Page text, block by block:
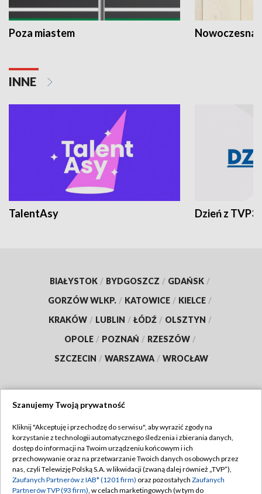
Poza miastem Nowoczesna
INNE
TalentAsy Dzień z TVP3
BIAŁYSTOK / BYDGOSZCZ / GDAŃSK /
GORZÓW WLKP. / KATOWICE / KIELCE /
KRAKÓW / LUBLIN / ŁÓDŹ / OLSZTYN /
OPOLE / POZNAŃ / RZESZÓW /
SZCZECIN / WARSZAWA / WROCŁAW
TVP
Abonament TVP
Emisja w TVP
Regulamin TVP
Polityka prywatności
Szanujemy Twoją prywatność
Kliknij "Akceptuję i przechodzę do serwisu", aby wyrazić zgody na
korzystanie z technologii automatycznego śledzenia i zbierania danych,
dostęp do informacji na Twoim urządzeniu końcowym i ich
przechowywanie oraz na przetwarzanie Twoich danych osobowych przez
nas, czyli Telewizję Polską S.A. w likwidacji (zwaną dalej również „TVP”),
Zaufanych Partnerów z IAB* (1201 firm) oraz pozostałych Zaufanych
Partnerów TVP (93 firm), w celach marketingowych (w tym do